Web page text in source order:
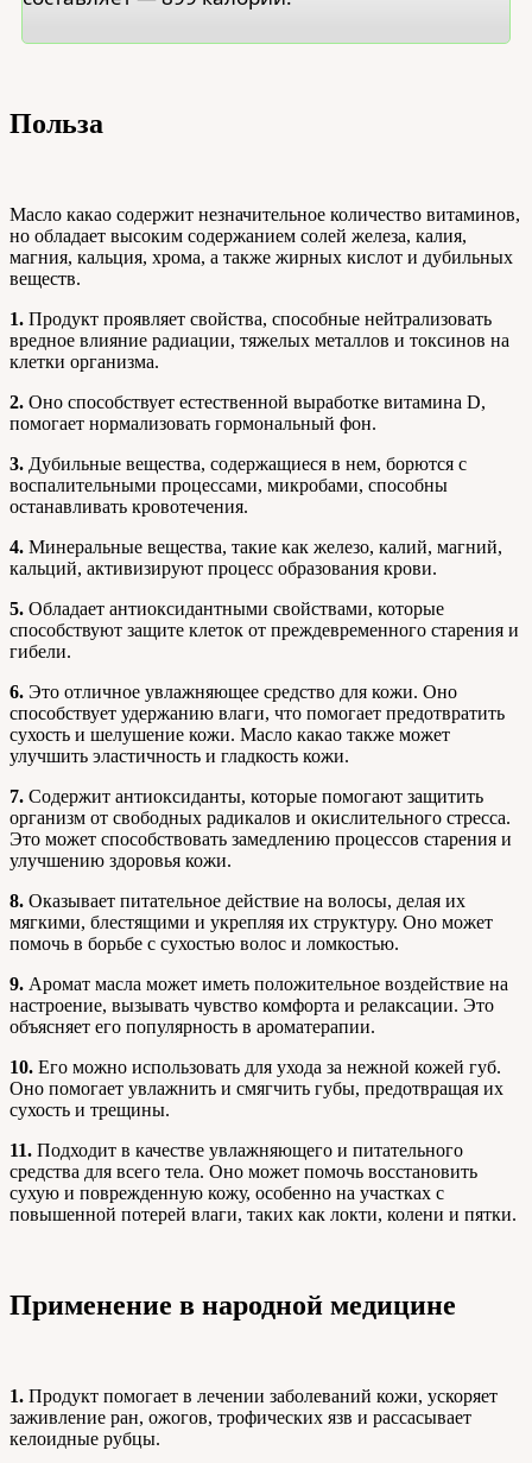
Польза
Масло какао содержит незначительное количество витаминов,
но обладает высоким содержанием солей железа, калия,
магния, кальция, хрома, а также жирных кислот и дубильных
веществ.
1. Продукт проявляет свойства, способные нейтрализовать
вредное влияние радиации, тяжелых металлов и токсинов на
клетки организма.
2. Оно способствует естественной выработке витамина D,
помогает нормализовать гормональный фон.
3. Дубильные вещества, содержащиеся в нем, борются с
воспалительными процессами, микробами, способны
останавливать кровотечения.
4. Минеральные вещества, такие как железо, калий, магний,
кальций, активизируют процесс образования крови.
5. Обладает антиоксидантными свойствами, которые
способствуют защите клеток от преждевременного старения и
гибели.
6. Это отличное увлажняющее средство для кожи. Оно
способствует удержанию влаги, что помогает предотвратить
сухость и шелушение кожи. Масло какао также может
улучшить эластичность и гладкость кожи.
7. Содержит антиоксиданты, которые помогают защитить
организм от свободных радикалов и окислительного стресса.
Это может способствовать замедлению процессов старения и
улучшению здоровья кожи.
8. Оказывает питательное действие на волосы, делая их
мягкими, блестящими и укрепляя их структуру. Оно может
помочь в борьбе с сухостью волос и ломкостью.
9. Аромат масла может иметь положительное воздействие на
настроение, вызывать чувство комфорта и релаксации. Это
объясняет его популярность в ароматерапии.
10. Его можно использовать для ухода за нежной кожей губ.
Оно помогает увлажнить и смягчить губы, предотвращая их
сухость и трещины.
11. Подходит в качестве увлажняющего и питательного
средства для всего тела. Оно может помочь восстановить
сухую и поврежденную кожу, особенно на участках с
повышенной потерей влаги, таких как локти, колени и пятки.
Применение в народной медицине
1. Продукт помогает в лечении заболеваний кожи, ускоряет
заживление ран, ожогов, трофических язв и рассасывает
келоидные рубцы.